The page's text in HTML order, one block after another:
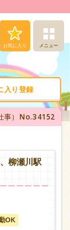
お気に入り メニュー
入り登録
事） No.34152
柳瀬川駅
OK